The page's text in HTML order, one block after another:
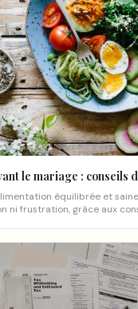
le mariage : conseils
équilibrée et
ni frustration, grâce aux